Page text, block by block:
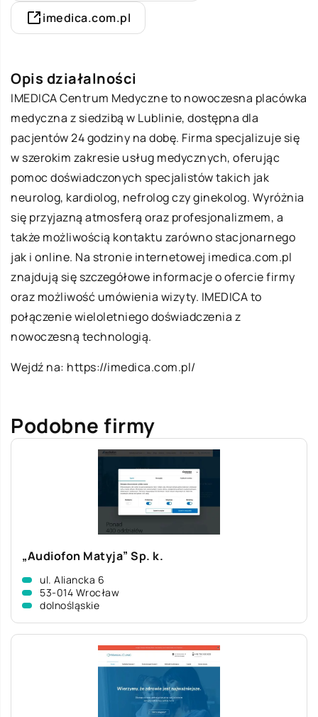
imedica.com.pl
Opis działalności
IMEDICA Centrum Medyczne to nowoczesna placówka
medyczna z siedzibą w Lublinie, dostępna dla
pacjentów 24 godziny na dobę. Firma specjalizuje się
w szerokim zakresie usług medycznych, oferując
pomoc doświadczonych specjalistów takich jak
neurolog, kardiolog, nefrolog czy ginekolog. Wyróżnia
się przyjazną atmosferą oraz profesjonalizmem, a
także możliwością kontaktu zarówno stacjonarnego
jak i online. Na stronie internetowej imedica.com.pl
znajdują się szczegółowe informacje o ofercie firmy
oraz możliwość umówienia wizyty. IMEDICA to
połączenie wieloletniego doświadczenia z
nowoczesną technologią.
Wejdź na: https://imedica.com.pl/
Podobne firmy
„Audiofon Matyja” Sp. k.
ul. Aliancka 6
53-014 Wrocław
dolnośląskie